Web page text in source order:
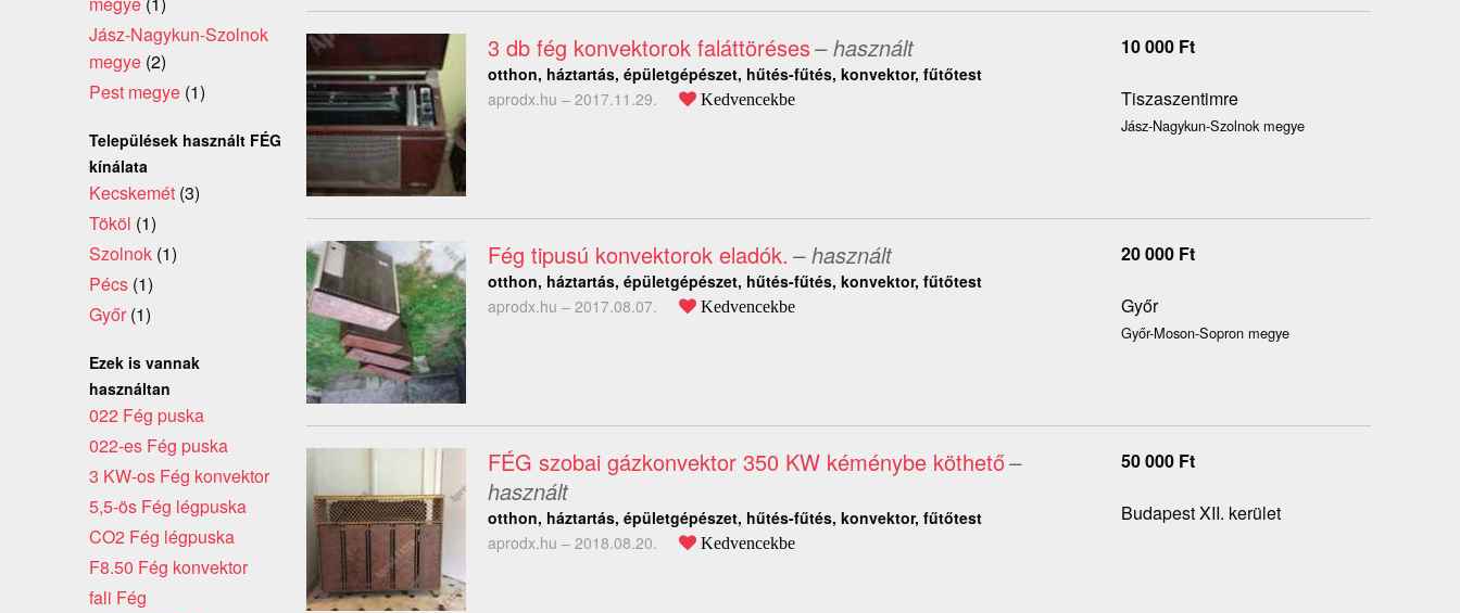
3 db fég konvektorok faláttöréses– használt
otthon, háztartás, épületgépészet, hűtés-fűtés, konvektor, fűtőtest
aprodx.hu – 2017.11.29. Kedvencekbe
10 000 Ft
Tiszaszentimre
Jász-Nagykun-Szolnok megye
Fég tipusú konvektorok eladók. – használt
otthon, háztartás, épületgépészet, hűtés-fűtés, konvektor, fűtőtest
aprodx.hu – 2017.08.07. Kedvencekbe
20 000 Ft
Győr
Győr-Moson-Sopron megye
FÉG szobai gázkonvektor 350 KW kéménybe köthető–
használt
otthon, háztartás, épületgépészet, hűtés-fűtés, konvektor, fűtőtest
aprodx.hu – 2018.08.20. Kedvencekbe
50 000 Ft
Budapest XII. kerület
Jász-Nagykun-Szolnok
megye (2)
Pest megye (1)
Települések használt FÉG
kínálata
Kecskemét (3)
Tököl (1)
Szolnok (1)
Pécs (1)
Győr (1)
Ezek is vannak
használtan
022 Fég puska
022-es Fég puska
3 KW-os Fég konvektor
5,5-ös Fég légpuska
CO2 Fég légpuska
F8.50 Fég konvektor
fali Fég